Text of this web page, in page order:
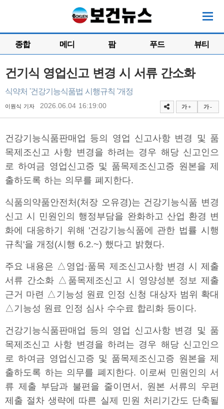
종합 메디 팜 푸드 뷰티
건기식 영업신고 변경 시 서류 간소화
식약처 '건강기능식품법 시행규칙 '개정
이원식 기자 2026.06.04 16:19:00 가 + 가 -
건강기능식품판매업 등의 영업 신고사항 변경 및 품
목제조신고 사항 변경을 하려는 경우 해당 신고인으
로 하여금 영업신고증 및 품목제조신고증 원본을 제
출하도록 하는 의무를 폐지한다.
식품의약품안전처(처장 오유경)는 건강기능식품 변경
신고 시 민원인의 행정부담을 완화하고 산업 환경 변
화에 대응하기 위해 '건강기능식품에 관한 법률 시행
규칙'을 개정(시행 6.2.~) 했다고 밝혔다.
주요 내용은 △영업·품목 제조신고사항 변경 시 제출
서류 간소화 △품목제조신고 시 영양성분 정보 제출
근거 마련 △기능성 원료 인정 신청 대상자 범위 확대
△기능성 원료 인정 심사 수수료 합리화 등이다.
건강기능식품판매업 등의 영업 신고사항 변경 및 품
목제조신고 사항 변경을 하려는 경우 해당 신고인으
로 하여금 영업신고증 및 품목제조신고증 원본을 제
출하도록 하는 의무를 폐지한다. 이로써 민원인의 서
류 제출 부담과 불편을 줄이면서, 원본 서류의 우편
제출 절차 생략에 따른 실제 민원 처리기간도 단축될